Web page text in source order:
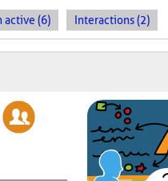
active (6) Interactions (2)